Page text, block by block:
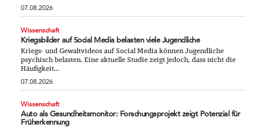
07.08.2026
Wissenschaft
Kriegsbilder auf Social Media belasten viele Jugendliche
Kriegs- und Gewaltvideos auf Social Media können Jugendliche
psychisch belasten. Eine aktuelle Studie zeigt jedoch, dass nicht die
Häufigkeit...
07.08.2026
Wissenschaft
Auto als Gesundheitsmonitor: Forschungsprojekt zeigt Potenzial für
Früherkennung